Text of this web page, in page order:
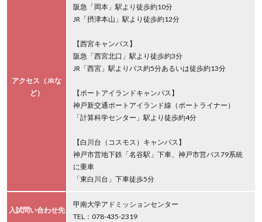
アクセス（JRな
ど）
阪急「岡本」駅より徒歩約10分
JR「摂津本山」駅より徒歩約12分
【西宮キャンパス】
阪急「西宮北口」駅より徒歩約3分
JR「西宮」駅よりバス約5分あるいは徒歩約13分
【ポートアイランドキャンパス】
神戸新交通ポートアイランド線（ポートライナー）
「計算科学センター」駅より徒歩約4分
【白川台（コスモス）キャンパス】
神戸市営地下鉄「名谷駅」下車、神戸市営バス79系統
に乗車
「東白川台」下車徒歩5分
入試問い合わせ先
甲南大学アドミッションセンター
TEL：078-435-2319